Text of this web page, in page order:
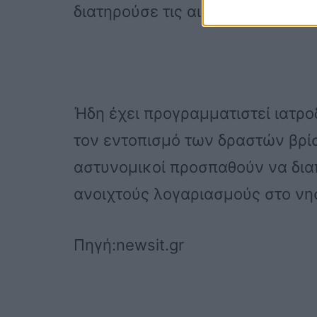
διατηρούσε τις αισθήσεις του.
Ήδη έχει προγραμματιστεί
τον εντοπισμό των δραστών
αστυνομικοί προσπαθούν να
ανοιχτούς λογαριασμούς στο
Πηγή:newsit.gr